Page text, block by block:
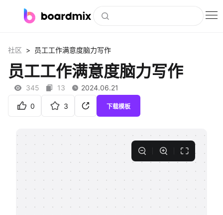
社区资源
下载
客户案例
支持
社区 > 员工工作满意度脑力写作
员工工作满意度脑力写作
345 13 2024.06.21
0 3 下载模板